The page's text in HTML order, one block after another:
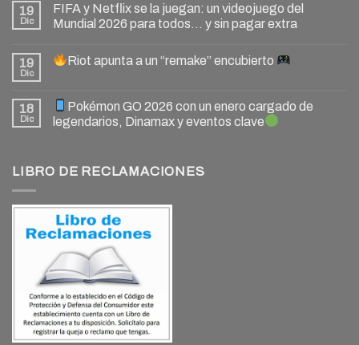
19
Dic
FIFA y Netflix se la juegan: un videojuego del
Mundial 2026 para todos… y sin pagar extra
19
Dic
Riot apunta a un “remake” encubierto
18
Dic
Pokémon GO 2026 con un enero cargado de
legendarios, Dinamax y eventos clave
LIBRO DE RECLAMACIONES